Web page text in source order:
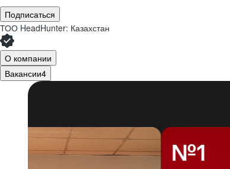
Подписаться
ТОО HeadHunter: Казахстан
О компании
Вакансии4
№1